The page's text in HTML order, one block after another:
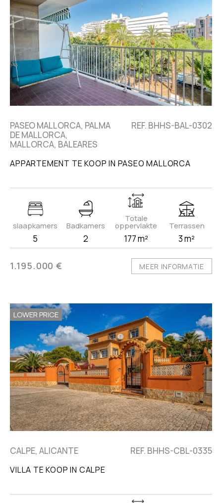
PASEO MALLORCA, PALMA
DE MALLORCA,
MALLORCA, BALEARES
REF. BHHS-BAL-0302
APPARTEMENT TE KOOP IN PASEO MALLORCA
slaapkamers
5
Badkamers
2
Totale
oppervlakte
177 m²
Terrassen
3 m²
1.195.000 € MEER INFORMATIE
LOWER PRICE
CALPE, ALICANTE REF. BHHS-CBL-0335
VILLA TE KOOP IN CALPE